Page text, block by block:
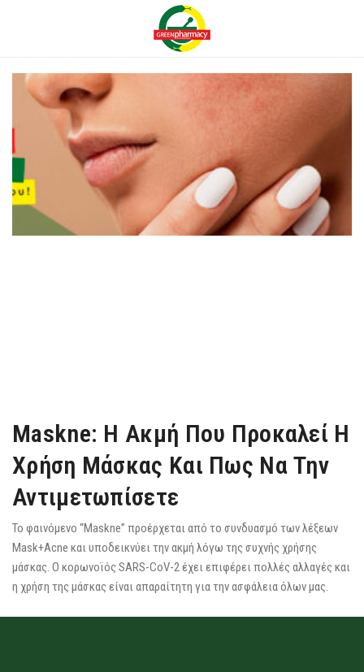
Maskne: Η Ακμή Που Προκαλεί Η
Χρήση Μάσκας Και Πως Να Την
Αντιμετωπίσετε
Το φαινόμενο “Maskne” προέρχεται από το συνδυασμό των λέξεων
Mask+Acne και υποδεικνύει την ακμή λόγω της συχνής χρήσης
μάσκας. Ο κορωνοϊός SARS-CoV-2 έχει επιφέρει πολλές αλλαγές και
η χρήση της μάσκας είναι απαραίτητη για την ασφάλεια όλων μας.